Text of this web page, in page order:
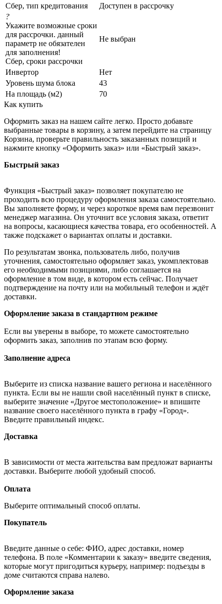
Сбер, тип кредитования
Доступен в рассрочку
?
Укажите возможные сроки
для рассрочки. данный
параметр не обязателен
для заполнения!
Сбер, сроки рассрочки
Не выбран
Инвертор
Нет
Уровень шума блока
43
На площадь (м2)
70
Как купить
Оформить заказ на нашем сайте легко. Просто добавьте
выбранные товары в корзину, а затем перейдите на страницу
Корзина, проверьте правильность заказанных позиций и
нажмите кнопку «Оформить заказ» или «Быстрый заказ».
Быстрый заказ
Функция «Быстрый заказ» позволяет покупателю не
проходить всю процедуру оформления заказа самостоятельно.
Вы заполняете форму, и через короткое время вам перезвонит
менеджер магазина. Он уточнит все условия заказа, ответит
на вопросы, касающиеся качества товара, его особенностей. А
также подскажет о вариантах оплаты и доставки.
По результатам звонка, пользователь либо, получив
уточнения, самостоятельно оформляет заказ, укомплектовав
его необходимыми позициями, либо соглашается на
оформление в том виде, в котором есть сейчас. Получает
подтверждение на почту или на мобильный телефон и ждёт
доставки.
Оформление заказа в стандартном режиме
Если вы уверены в выборе, то можете самостоятельно
оформить заказ, заполнив по этапам всю форму.
Заполнение адреса
Выберите из списка название вашего региона и населённого
пункта. Если вы не нашли свой населённый пункт в списке,
выберите значение «Другое местоположение» и впишите
название своего населённого пункта в графу «Город».
Введите правильный индекс.
Доставка
В зависимости от места жительства вам предложат варианты
доставки. Выберите любой удобный способ.
Оплата
Выберите оптимальный способ оплаты.
Покупатель
Введите данные о себе: ФИО, адрес доставки, номер
телефона. В поле «Комментарии к заказу» введите сведения,
которые могут пригодиться курьеру, например: подъезды в
доме считаются справа налево.
Оформление заказа